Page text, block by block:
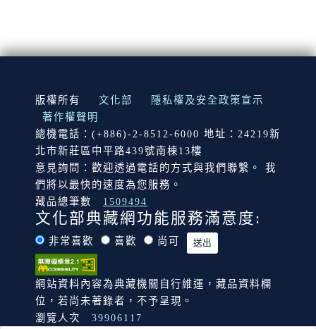
:::
版權所有 文化部
隱私權及安全政策宣示
著作權聲明
總機電話：(+886)-2-8512-6000 地址：24219新
北市新莊區中平路439號南棟13樓
意見詢問：歡迎透過電話的方式與我們聯繫。 我
們將以最快的速度為您服務。
藏品總筆數
1509494
文化部典藏網功能服務滿意度:
非常喜歡 喜歡 尚可
網站資料內容為典藏機關自行維運，藏品資料欄
位，若尚未著錄者，不予呈現。
瀏覽人次
39906117